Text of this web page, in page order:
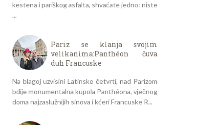
kestena i pariškog asfalta, shvaćate jedno: niste
...
Pariz se klanja svojim
velikanima:Panthéon čuva
duh Francuske
Na blagoj uzvisini Latinske četvrti, nad Parizom
bdije monumentalna kupola Panthéona, vječnog
doma najzaslužnijih sinova i kćeri Francuske R...